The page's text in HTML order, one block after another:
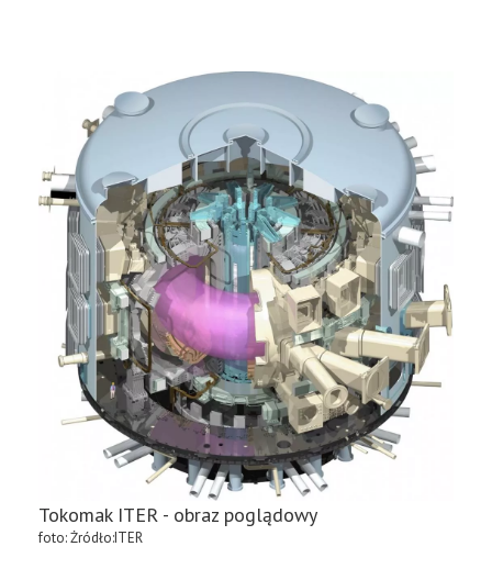
Tokomak ITER - obraz poglądowy
foto: Żródło:ITER